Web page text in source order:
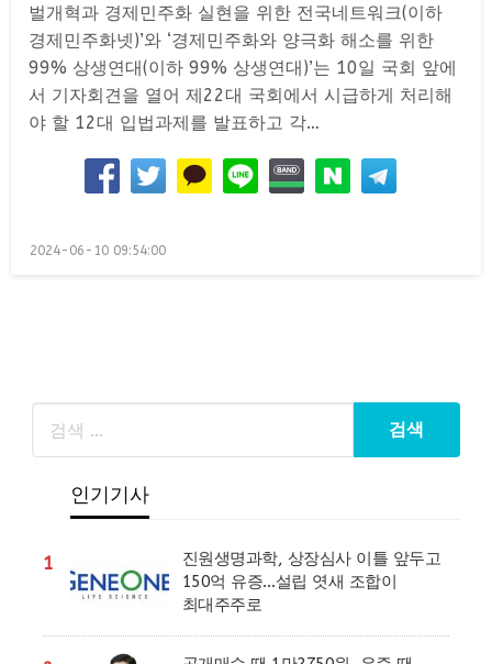
벌개혁과 경제민주화 실현을 위한 전국네트워크(이하
경제민주화넷)’와 ‘경제민주화와 양극화 해소를 위한
99% 상생연대(이하 99% 상생연대)’는 10일 국회 앞에
서 기자회견을 열어 제22대 국회에서 시급하게 처리해
야 할 12대 입법과제를 발표하고 각…
Posted
2024-06-10 09:54:00
인기기사
1
진원생명과학, 상장심사 이틀 앞두고
150억 유증…설립 엿새 조합이
최대주주로